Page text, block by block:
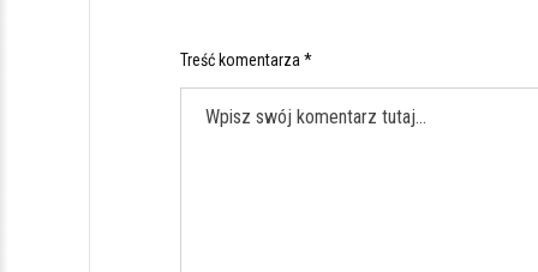
Treść komentarza *